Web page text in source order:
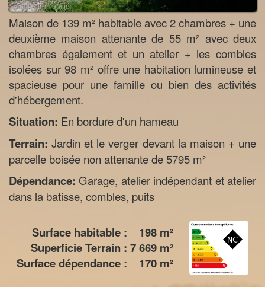
Maison de 139 m² habitable avec 2 chambres + une
deuxième maison attenante de 55 m² avec deux
chambres également et un atelier + les combles
isolées sur 98 m² offre une habitation lumineuse et
spacieuse pour une famille ou bien des activités
d'hébergement.
Situation: En bordure d'un hameau
Terrain: Jardin et le verger devant la maison + une
parcelle boisée non attenante de 5795 m²
Dépendance: Garage, atelier indépendant et atelier
dans la batisse, combles, puits
Surface habitable : 198 m²
Superficie Terrain : 7 669 m²
Surface dépendance :
170 m²